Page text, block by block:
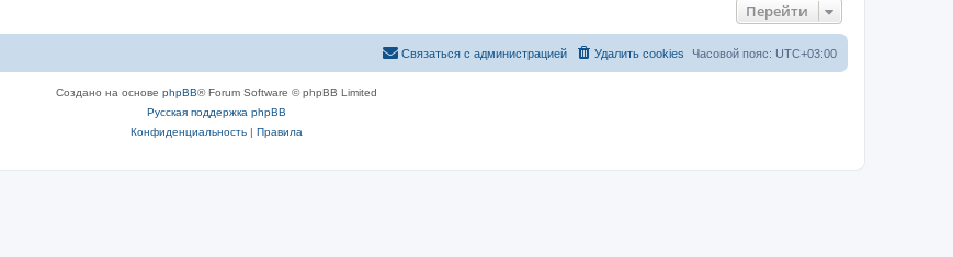
Перейти
Часовой пояс: UTC+03:00
Удалить cookies
Связаться с администрацией
Создано на основе phpBB® Forum Software © phpBB Limited
Русская поддержка phpBB
Конфиденциальность| Правила